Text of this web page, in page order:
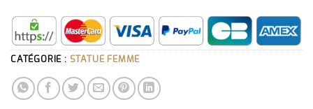
CATÉGORIE : STATUE FEMME